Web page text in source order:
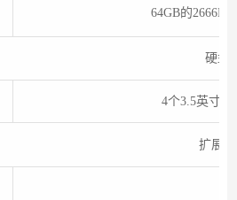
64GB的
硬盘
4个3.5英寸
扩展性